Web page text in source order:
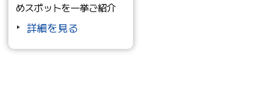
めスポットを一挙ご紹介
詳細を見る